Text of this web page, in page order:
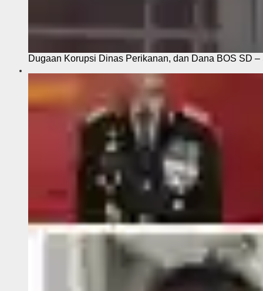
Dugaan Korupsi Dinas Perikanan, dan Dana BOS SD